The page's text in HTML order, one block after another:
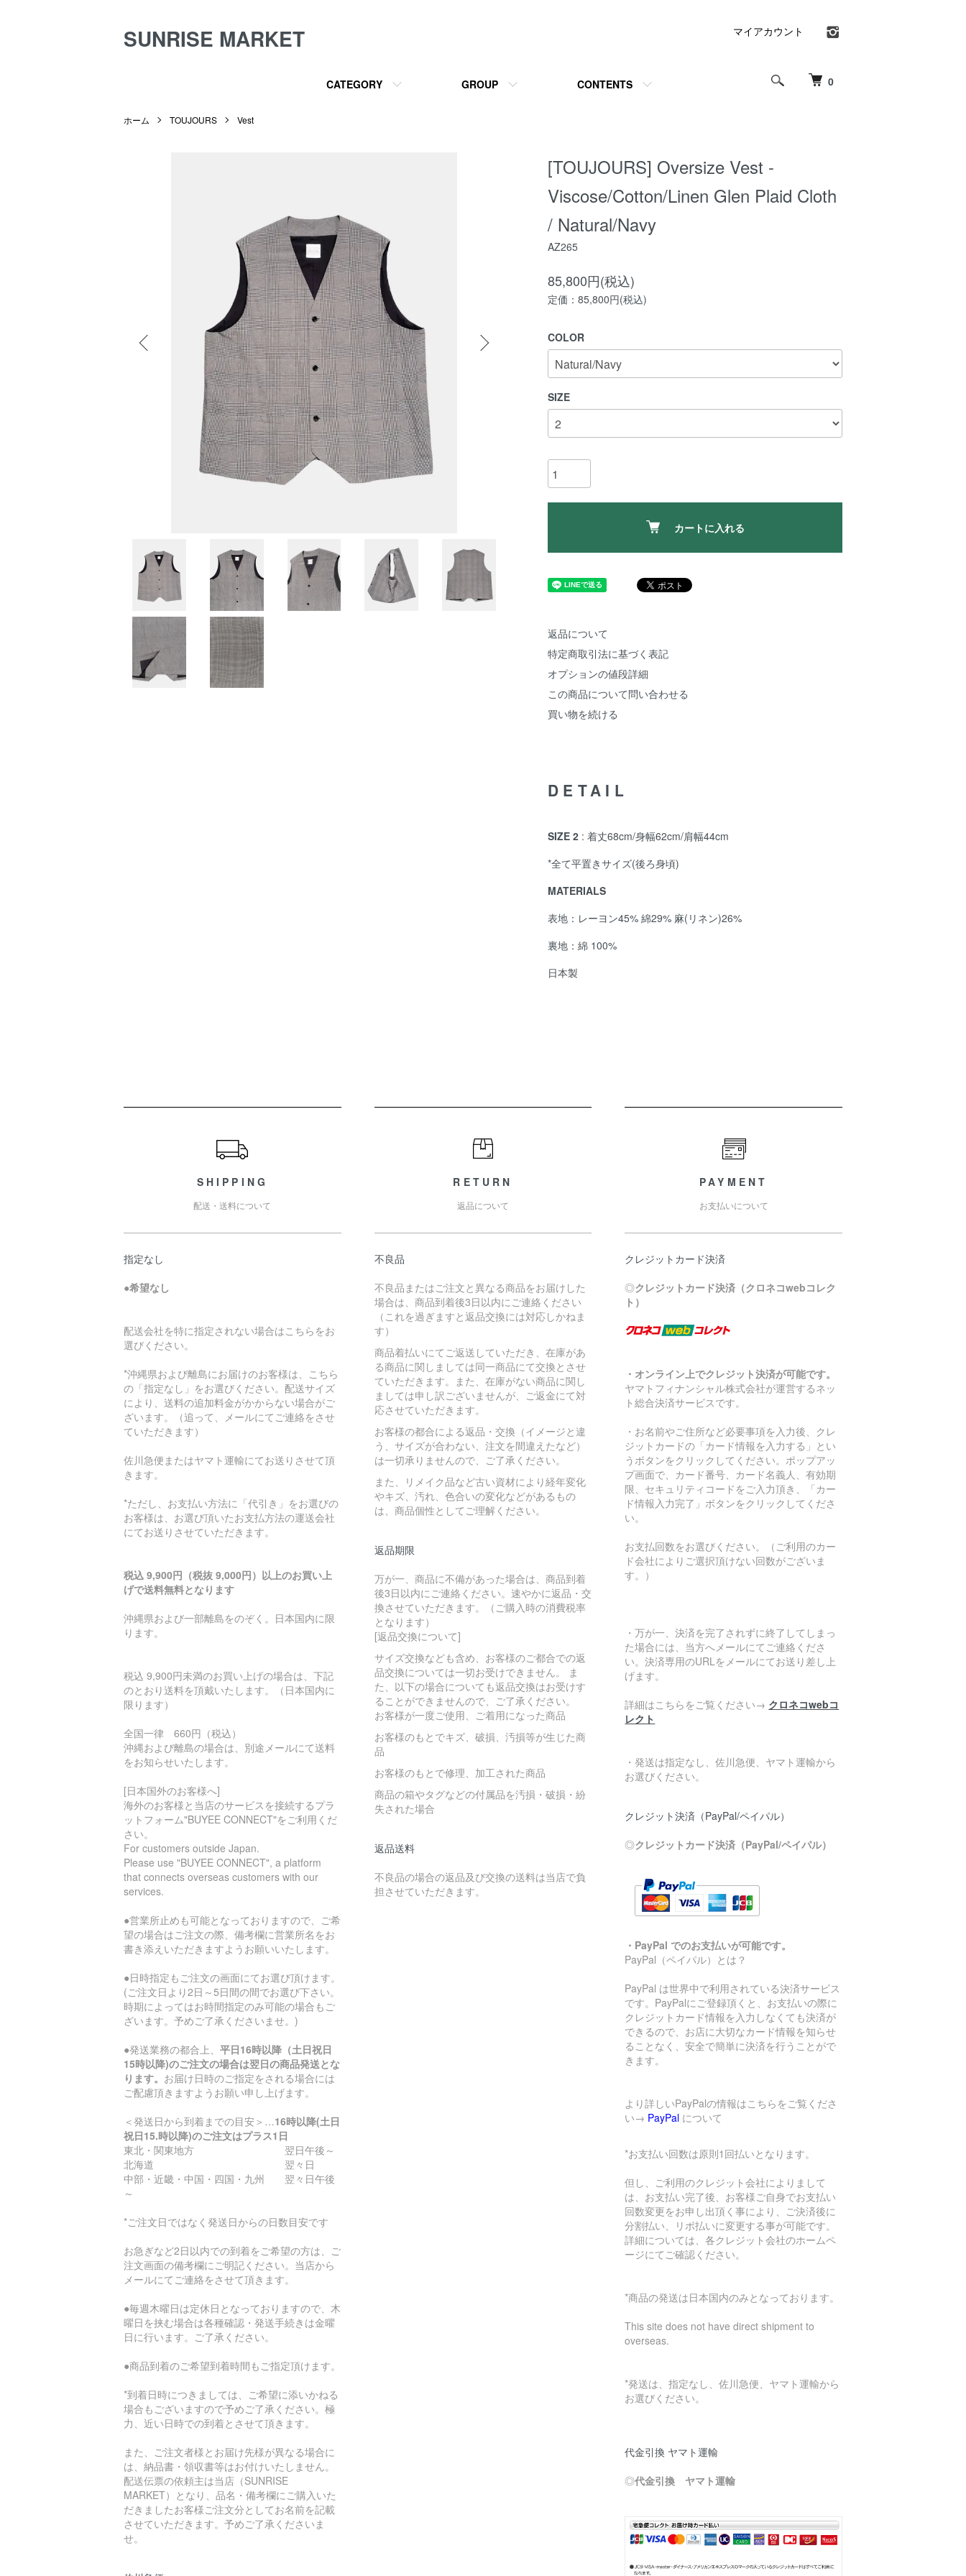
SUNRISE MARKET
0
CATEGORY GROUP CONTENTS
マイアカウント
ホーム TOUJOURS Vest
[TOUJOURS] Oversize Vest -
Viscose/Cotton/Linen Glen Plaid Cloth
/ Natural/Navy
AZ265
85,800円(税込)
定価：85,800円(税込)
COLOR
SIZE
カートに入れる
返品について
特定商取引法に基づく表記
オプションの値段詳細
この商品について問い合わせる
買い物を続ける
DETAIL
SIZE 2 : 着丈68cm/身幅62cm/肩幅44cm
*全て平置きサイズ(後ろ身頃)
MATERIALS
表地：レーヨン45% 綿29% 麻(リネン)26%
裏地：綿 100%
日本製
SHIPPING
配送・送料について
指定なし
●希望なし
配送会社を特に指定されない場合はこちらをお
選びください。
*沖縄県および離島にお届けのお客様は、こちら
の「指定なし」をお選びください。配送サイズ
により、送料の追加料金がかからない場合がご
ざいます。（追って、メールにてご連絡をさせ
ていただきます）
佐川急便またはヤマト運輸にてお送りさせて頂
きます。
*ただし、お支払い方法に「代引き」をお選びの
お客様は、お選び頂いたお支払方法の運送会社
にてお送りさせていただきます。
税込 9,900円（税抜 9,000円）以上のお買い上
げで送料無料となります
沖縄県および一部離島をのぞく。日本国内に限
ります。
税込 9,900円未満のお買い上げの場合は、下記
のとおり送料を頂戴いたします。（日本国内に
限ります）
全国一律 660円（税込）
沖縄および離島の場合は、別途メールにて送料
をお知らせいたします。
[日本国外のお客様へ]
海外のお客様と当店のサービスを接続するプラ
ットフォーム"BUYEE CONNECT"をご利用くだ
さい。
For customers outside Japan.
Please use "BUYEE CONNECT", a platform
that connects overseas customers with our
services.
●営業所止めも可能となっておりますので、ご希
望の場合はご注文の際、備考欄に営業所名をお
書き添えいただきますようお願いいたします。
●日時指定もご注文の画面にてお選び頂けます。
(ご注文日より2日～5日間の間でお選び下さい。
時期によってはお時間指定のみ可能の場合もご
ざいます。予めご了承くださいませ。)
●発送業務の都合上、 平日16時以降（土日祝日
15時以降)のご注文の場合は翌日の商品発送とな
ります。 お届け日時のご指定をされる場合には
ご配慮頂きますようお願い申し上げます。
＜発送日から到着までの目安＞…16時以降(土日
祝日15.時以降)のご注文はプラス1日
東北・関東地方 翌日午後～
北海道 翌々日
中部・近畿・中国・四国・九州 翌々日午後
～
*ご注文日ではなく発送日からの日数目安です
お急ぎなど2日以内での到着をご希望の方は、ご
注文画面の備考欄にご明記ください。当店から
メールにてご連絡をさせて頂きます。
●毎週木曜日は定休日となっておりますので、木
曜日を挟む場合は各種確認・発送手続きは金曜
日に行います。ご了承ください。
●商品到着のご希望到着時間もご指定頂けます。
*到着日時につきましては、ご希望に添いかねる
場合もございますので予めご了承ください。極
力、近い日時での到着とさせて頂きます。
また、ご注文者様とお届け先様が異なる場合に
は、納品書・領収書等はお付けいたしません。
配送伝票の依頼主は当店（SUNRISE
MARKET）となり、品名・備考欄にご購入いた
だきましたお客様ご注文分としてお名前を記載
させていただきます。予めご了承くださいま
せ。
RETURN
返品について
不良品
不良品またはご注文と異なる商品をお届けした
場合は、商品到着後3日以内にご連絡ください
（これを過ぎますと返品交換には対応しかねま
す）
商品着払いにてご返送していただき、在庫があ
る商品に関しましては同一商品にて交換とさせ
ていただきます。また、在庫がない商品に関し
ましては申し訳ございませんが、ご返金にて対
応させていただきます。
お客様の都合による返品・交換（イメージと違
う、サイズが合わない、注文を間違えたなど）
は一切承りませんので、ご了承ください。
また、リメイク品など古い資材により経年変化
やキズ、汚れ、色合いの変化などがあるもの
は、商品個性としてご理解ください。
返品期限
万が一、商品に不備があった場合は、商品到着
後3日以内にご連絡ください。速やかに返品・交
換させていただきます。（ご購入時の消費税率
となります）
[返品交換について]
サイズ交換なども含め、お客様のご都合での返
品交換については一切お受けできません。 ま
た、以下の場合についても返品交換はお受けす
ることができませんので、ご了承ください。
お客様が一度ご使用、ご着用になった商品
お客様のもとでキズ、破損、汚損等が生じた商
品
お客様のもとで修理、加工された商品
商品の箱やタグなどの付属品を汚損・破損・紛
失された場合
返品送料
不良品の場合の返品及び交換の送料は当店で負
担させていただきます。
PAYMENT
お支払いについて
クレジットカード決済
◎クレジットカード決済（クロネコwebコレク
ト）
・オンライン上でクレジット決済が可能です。
ヤマトフィナンシャル株式会社が運営するネッ
ト総合決済サービスです。
・お名前やご住所など必要事項を入力後、クレ
ジットカードの「カード情報を入力する」とい
うボタンをクリックしてください。ポップアッ
プ画面で、カード番号、カード名義人、有効期
限、セキュリティコードをご入力頂き、「カー
ド情報入力完了」ボタンをクリックしてくださ
い。
お支払回数をお選びください。（ご利用のカー
ド会社によりご選択頂けない回数がございま
す。）
・万が一、決済を完了されずに終了してしまっ
た場合には、当方へメールにてご連絡くださ
い。決済専用のURLをメールにてお送り差し上
げます。
詳細はこちらをご覧ください→ クロネコwebコ
レクト
・発送は指定なし、佐川急便、ヤマト運輸から
お選びください。
クレジット決済（PayPal/ペイパル）
◎クレジットカード決済（PayPal/ペイパル）
・PayPal でのお支払いが可能です。
PayPal（ペイパル）とは？
PayPal は世界中で利用されている決済サービス
です。PayPalにご登録頂くと、お支払いの際に
クレジットカード情報を入力しなくても決済が
できるので、お店に大切なカード情報を知らせ
ることなく、安全で簡単に決済を行うことがで
きます。
より詳しいPayPalの情報はこちらをご覧くださ
い→ PayPal について
*お支払い回数は原則1回払いとなります。
但し、ご利用のクレジット会社によりまして
は、お支払い完了後、お客様ご自身でお支払い
回数変更をお申し出頂く事により、ご決済後に
分割払い、リボ払いに変更する事が可能です。
詳細については、各クレジット会社のホームペ
ージにてご確認ください。
*商品の発送は日本国内のみとなっております。
This site does not have direct shipment to
overseas.
*発送は、指定なし、佐川急便、ヤマト運輸から
お選びください。
代金引換 ヤマト運輸
◎代金引換 ヤマト運輸